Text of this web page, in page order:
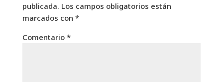
publicada. Los campos obligatorios están
marcados con *
Comentario *